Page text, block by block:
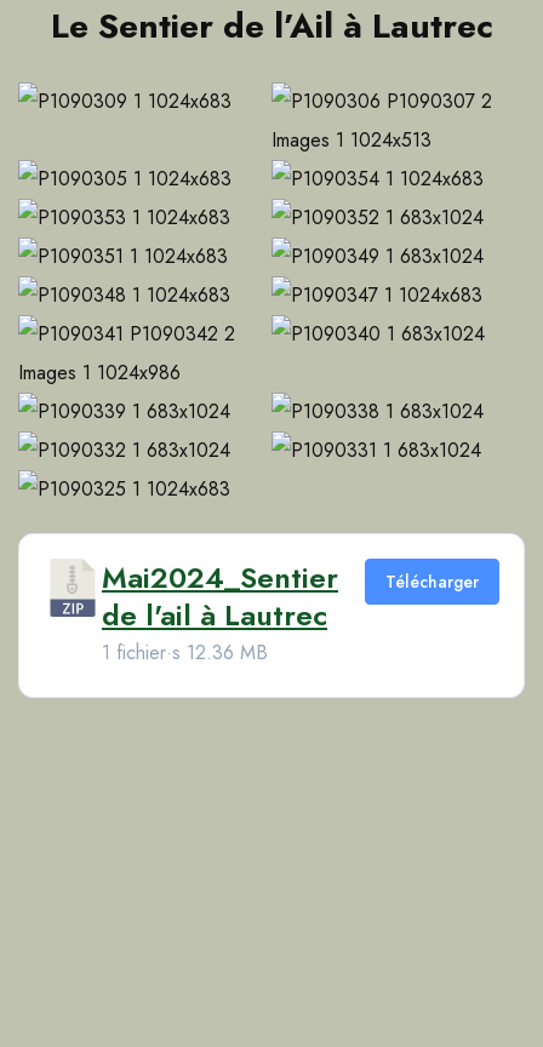
Le Sentier de l’Ail à Lautrec
Mai2024_Sentier
de l'ail à Lautrec
1 fichier·s 12.36 MB
Télécharger